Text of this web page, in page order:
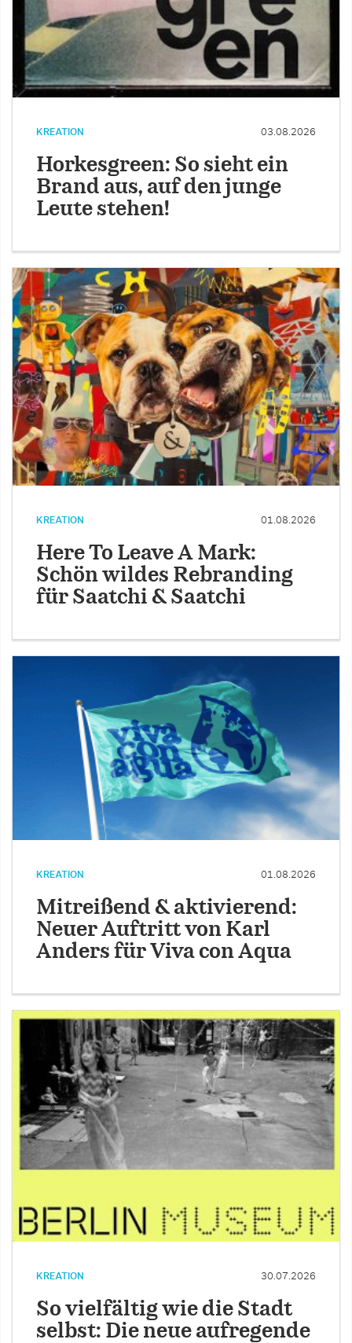
KREATION 03.08.2026
Horkesgreen: So sieht ein
Brand aus, auf den junge
Leute stehen!
KREATION 01.08.2026
Here To Leave A Mark:
Schön wildes Rebranding
für Saatchi & Saatchi
KREATION 01.08.2026
Mitreißend & aktivierend:
Neuer Auftritt von Karl
Anders für Viva con Aqua
KREATION 30.07.2026
So vielfältig wie die Stadt
selbst: Die neue aufregende